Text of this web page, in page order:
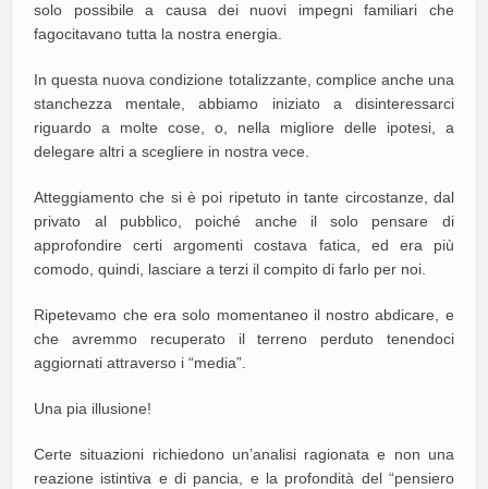
solo possibile a causa dei nuovi impegni familiari che
fagocitavano tutta la nostra energia.
In questa nuova condizione totalizzante, complice anche una
stanchezza mentale, abbiamo iniziato a disinteressarci
riguardo a molte cose, o, nella migliore delle ipotesi, a
delegare altri a scegliere in nostra vece.
Atteggiamento che si è poi ripetuto in tante circostanze, dal
privato al pubblico, poiché anche il solo pensare di
approfondire certi argomenti costava fatica, ed era più
comodo, quindi, lasciare a terzi il compito di farlo per noi.
Ripetevamo che era solo momentaneo il nostro abdicare, e
che avremmo recuperato il terreno perduto tenendoci
aggiornati attraverso i “media”.
Una pia illusione!
Certe situazioni richiedono un’analisi ragionata e non una
reazione istintiva e di pancia, e la profondità del “pensiero